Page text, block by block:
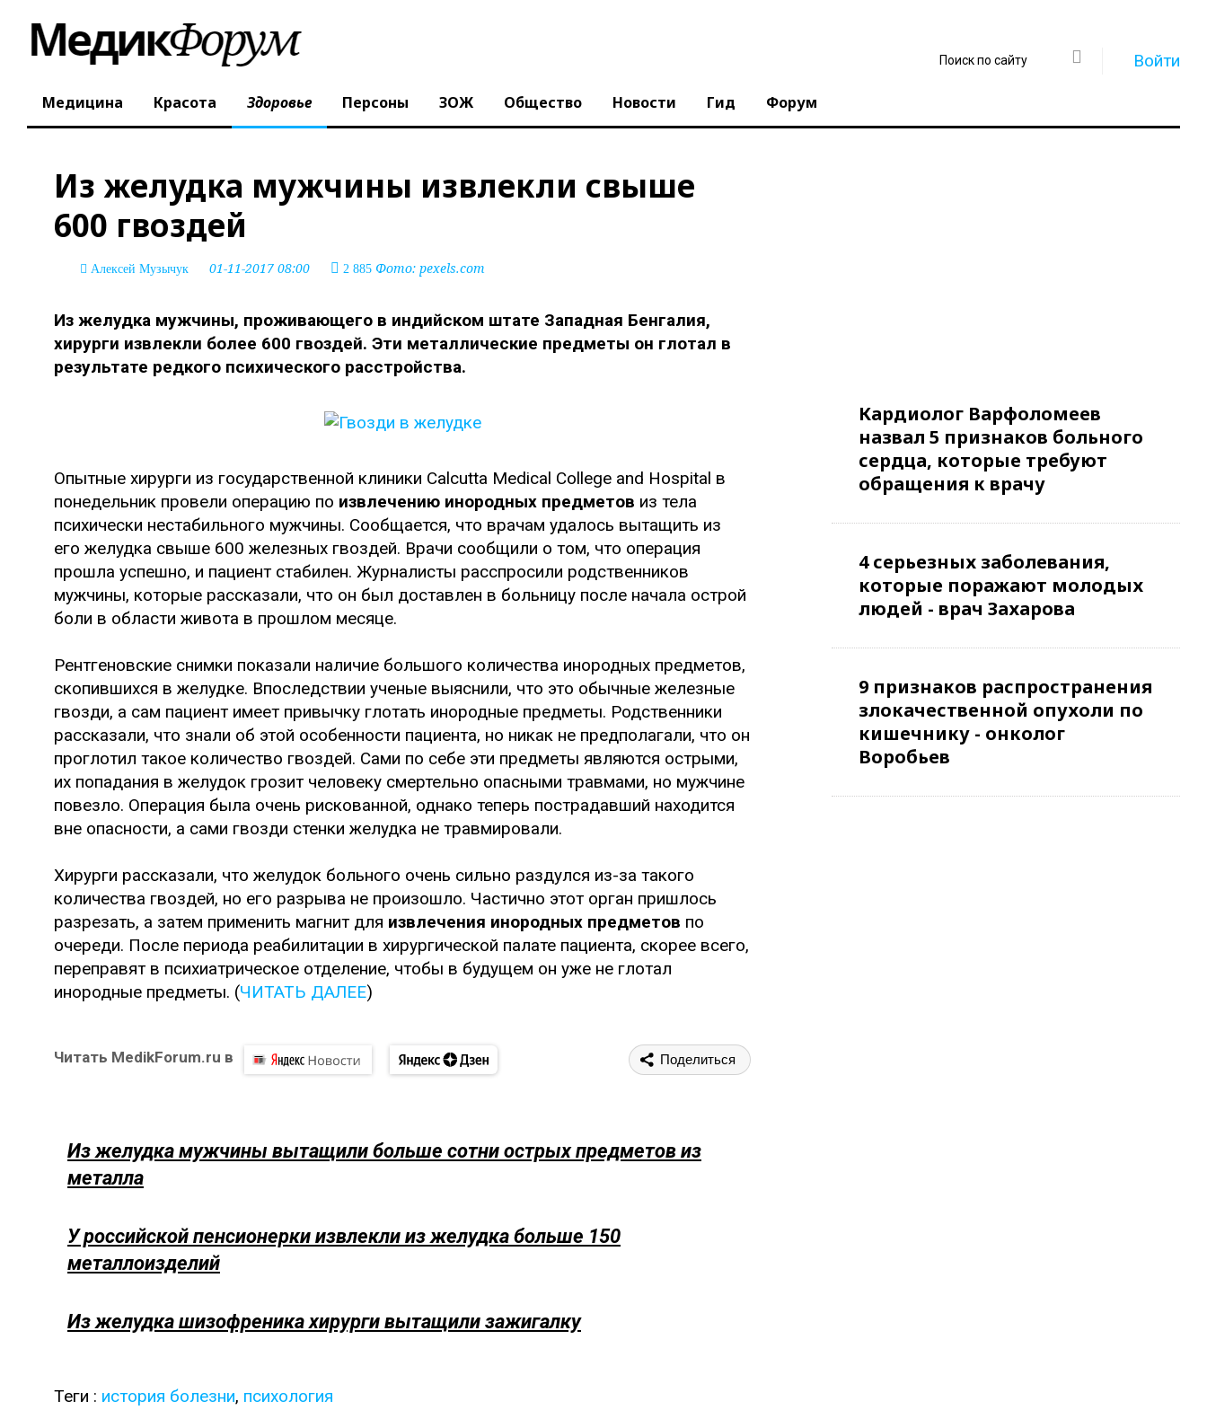
Войти
Медицина Красота Здоровье Персоны ЗОЖ Общество Новости Гид Форум
Из желудка мужчины извлекли свыше
600 гвоздей
Алексей Музычук 01-11-2017 08:00 2 885 Фото: pexels.com
Из желудка мужчины, проживающего в индийском штате Западная Бенгалия,
хирурги извлекли более 600 гвоздей. Эти металлические предметы он глотал в
результате редкого психического расстройства.
Опытные хирурги из государственной клиники Calcutta Medical College and Hospital в
понедельник провели операцию по извлечению инородных предметов из тела
психически нестабильного мужчины. Сообщается, что врачам удалось вытащить из
его желудка свыше 600 железных гвоздей. Врачи сообщили о том, что операция
прошла успешно, и пациент стабилен. Журналисты расспросили родственников
мужчины, которые рассказали, что он был доставлен в больницу после начала острой
боли в области живота в прошлом месяце.
Рентгеновские снимки показали наличие большого количества инородных предметов,
скопившихся в желудке. Впоследствии ученые выяснили, что это обычные железные
гвозди, а сам пациент имеет привычку глотать инородные предметы. Родственники
рассказали, что знали об этой особенности пациента, но никак не предполагали, что он
проглотил такое количество гвоздей. Сами по себе эти предметы являются острыми,
их попадания в желудок грозит человеку смертельно опасными травмами, но мужчине
повезло. Операция была очень рискованной, однако теперь пострадавший находится
вне опасности, а сами гвозди стенки желудка не травмировали.
Хирурги рассказали, что желудок больного очень сильно раздулся из-за такого
количества гвоздей, но его разрыва не произошло. Частично этот орган пришлось
разрезать, а затем применить магнит для извлечения инородных предметов по
очереди. После периода реабилитации в хирургической палате пациента, скорее всего,
переправят в психиатрическое отделение, чтобы в будущем он уже не глотал
инородные предметы. (ЧИТАТЬ ДАЛЕЕ)
Читать MedikForum.ru в Поделиться
Из желудка мужчины вытащили больше сотни острых предметов из
металла
У российской пенсионерки извлекли из желудка больше 150
металлоизделий
Из желудка шизофреника хирурги вытащили зажигалку
Теги : история болезни, психология
Кардиолог Варфоломеев
назвал 5 признаков больного
сердца, которые требуют
обращения к врачу
4 серьезных заболевания,
которые поражают молодых
людей - врач Захарова
9 признаков распространения
злокачественной опухоли по
кишечнику - онколог
Воробьев